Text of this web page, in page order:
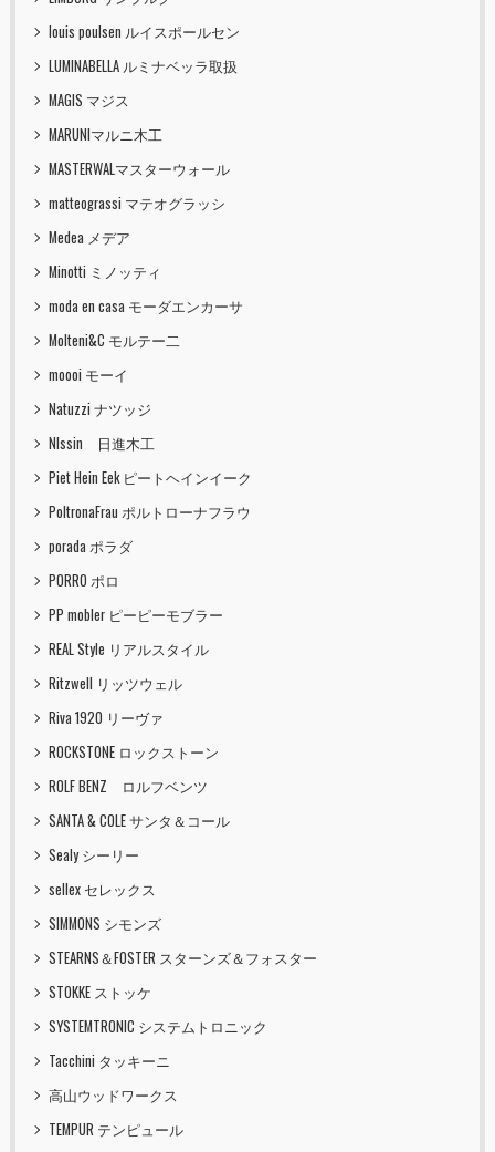
louis poulsen ルイスポールセン
LUMINABELLA ルミナベッラ取扱
MAGIS マジス
MARUNIマルニ木工
MASTERWALマスターウォール
matteograssi マテオグラッシ
Medea メデア
Minotti ミノッティ
moda en casa モーダエンカーサ
Molteni&C モルテー二
moooi モーイ
Natuzzi ナツッジ
NIssin 日進木工
Piet Hein Eek ピートヘインイーク
PoltronaFrau ポルトローナフラウ
porada ポラダ
PORRO ポロ
PP mobler ピーピーモブラー
REAL Style リアルスタイル
Ritzwell リッツウェル
Riva 1920 リーヴァ
ROCKSTONE ロックストーン
ROLF BENZ ロルフベンツ
SANTA & COLE サンタ＆コール
Sealy シーリー
sellex セレックス
SIMMONS シモンズ
STEARNS＆FOSTER スターンズ＆フォスター
STOKKE ストッケ
SYSTEMTRONIC システムトロニック
Tacchini タッキーニ
高山ウッドワークス
TEMPUR テンピュール